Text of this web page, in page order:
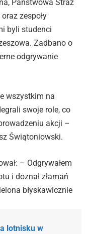
Państwowa Straż
zespoły
byli studenci
Zadbano o
odgrywanie
wszystkim na
swoje role, co
akcji –
Świątoniowski.
– Odgrywałem
i doznał złamań
błyskawicznie
lotnisku w